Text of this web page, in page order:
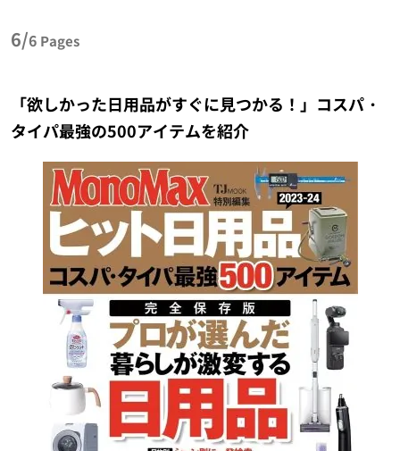
6/6 Pages
「欲しかった日用品がすぐに見つかる！」コスパ・
タイパ最強の500アイテムを紹介